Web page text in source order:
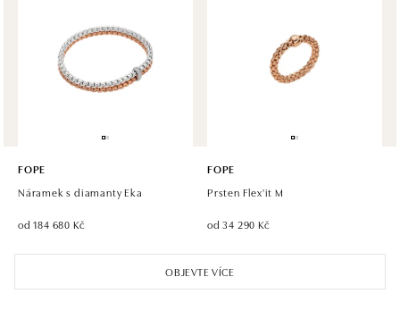
Einsteinova 18, 851 01 Bratislava
tel.: +421 917 090 891
dnes otevřeno do 21:00
OBJEVTE VÍCE
FOPE
Náramek s diamanty Eka
od 184 680 Kč
FOPE
Prsten Flex'it M
od 34 290 Kč